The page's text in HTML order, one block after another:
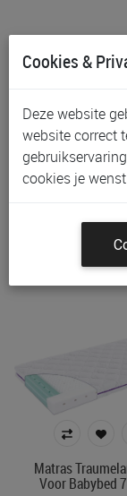
Matras Zzzoo
Koala 70/140,
Matras
Voor Babybed
Cookies &
Deze website
website correct
cookies je